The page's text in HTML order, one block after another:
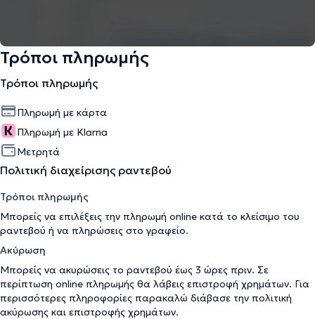
Τρόποι πληρωμής
Τρόποι πληρωμής
Πληρωμή με κάρτα
Πληρωμή με Klarna
Μετρητά
Πολιτική διαχείρισης ραντεβού
Τρόποι πληρωμής
Μπορείς να επιλέξεις την πληρωμή online κατά το κλείσιμο του
ραντεβού ή να πληρώσεις στο γραφείο.
Ακύρωση
Μπορείς να ακυρώσεις το ραντεβού έως 3 ώρες πριν. Σε
περίπτωση online πληρωμής θα λάβεις επιστροφή χρημάτων. Για
περισσότερες πληροφορίες παρακαλώ διάβασε την πολιτική
ακύρωσης και επιστροφής χρημάτων.